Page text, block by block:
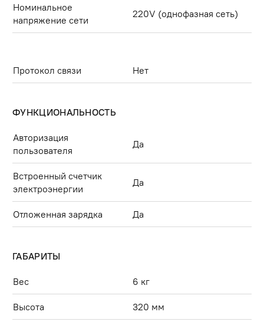
Номинальное
напряжение сети
220V (однофазная сеть)
Протокол связи Нет
ФУНКЦИОНАЛЬНОСТЬ
Авторизация
пользователя
Да
Встроенный счетчик
электроэнергии
Да
Отложенная зарядка Да
ГАБАРИТЫ
Вес 6 кг
Высота 320 мм